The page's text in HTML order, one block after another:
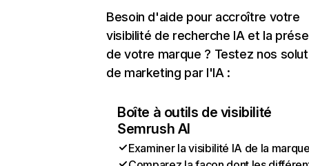
Besoin d'aide pour accroître votre
visibilité de recherche IA et la
de votre marque ? Testez nos
de marketing par l'IA :
Boîte à outils de visibilité
Semrush AI
Examiner la visibilité IA de la